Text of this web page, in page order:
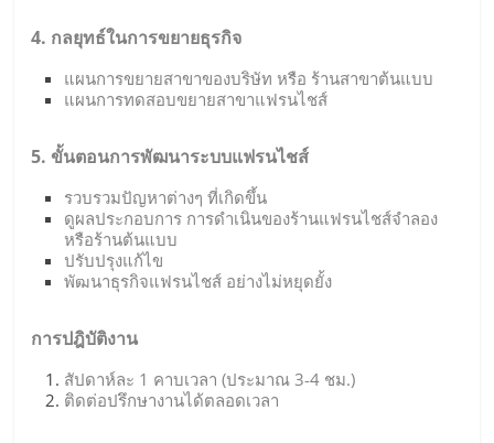
4. กลยุทธ์ในการขยายธุรกิจ
แผนการขยายสาขาของบริษัท หรือ ร้านสาขาต้นแบบ
แผนการทดสอบขยายสาขาแฟรนไชส์
5. ขั้นตอนการพัฒนาระบบแฟรนไชส์
รวบรวมปัญหาต่างๆ ที่เกิดขึ้น
ดูผลประกอบการ การดำเนินของร้านแฟรนไชส์จำลอง
หรือร้านต้นแบบ
ปรับปรุงแก้ไข
พัฒนาธุรกิจแฟรนไชส์ อย่างไม่หยุดยั้ง
การปฎิบัติงาน
สัปดาห์ละ 1 คาบเวลา (ประมาณ 3-4 ชม.)
ติดต่อปรึกษางานได้ตลอดเวลา